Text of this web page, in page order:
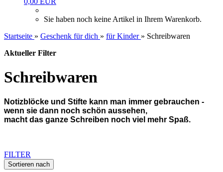
Sie haben noch keine Artikel in Ihrem Warenkorb.
Startseite » Geschenk für dich » für Kinder » Schreibwaren
Aktueller Filter
Schreibwaren
Notizblöcke und Stifte kann man immer gebrauchen -
wenn sie dann noch schön aussehen,
macht das ganze Schreiben noch viel mehr Spaß.
FILTER
Sortieren nach